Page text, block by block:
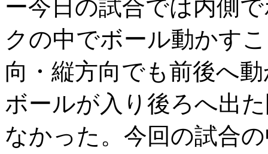
ー今日の試合では内側
クの中でボール動かす
向・縦方向でも前後へ
ボールが入り後ろへ出
なかった。今回の試合